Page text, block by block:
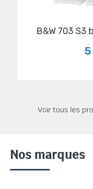
B&W 703
Voir tous les
Nos marques